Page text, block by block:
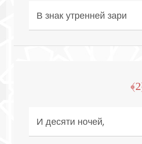
В знак утренней зари
И десяти ночей,